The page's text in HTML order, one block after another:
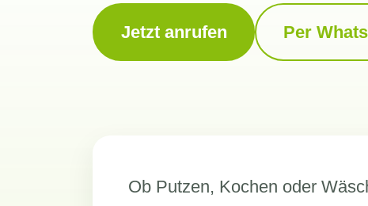
Jetzt anrufen Per
Ob Putzen, Kochen oder